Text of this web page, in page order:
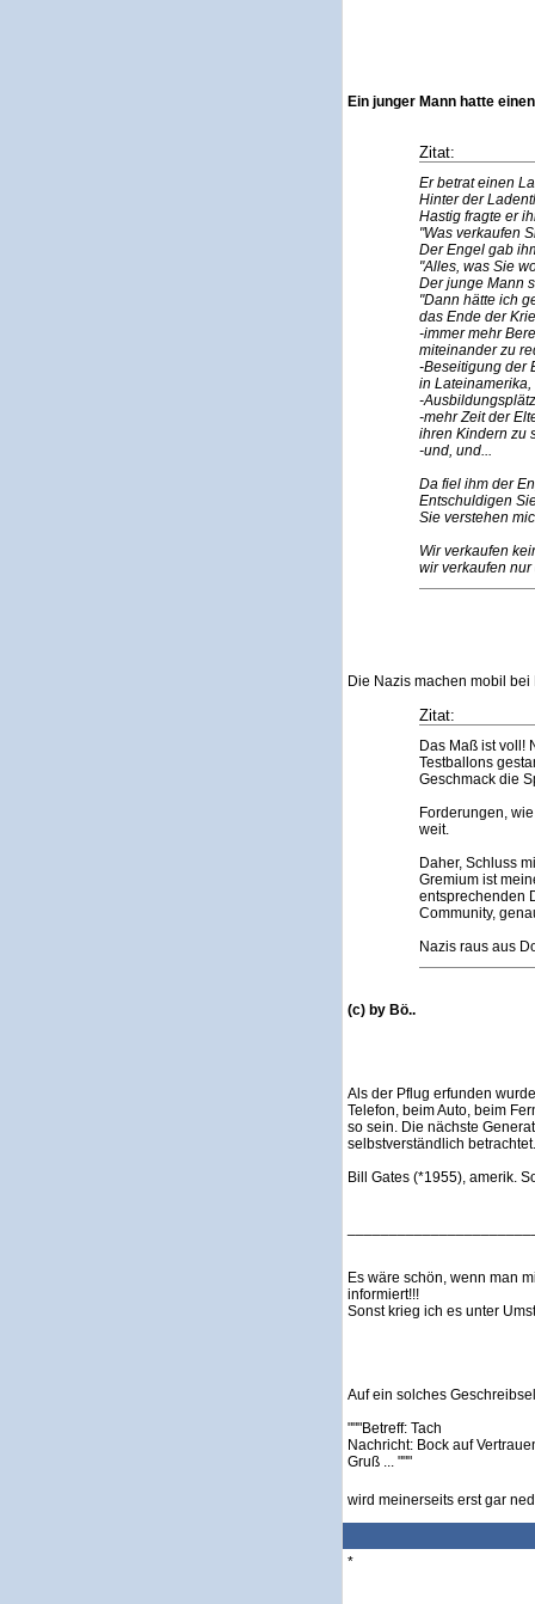
Ein junger Mann hatte
Zitat:
Er betrat einen
Hinter der
Hastig fragte er
"Was verkaufen
Der Engel gab
"Alles, was Sie
Der junge Mann
"Dann hätte ich
das Ende der
-immer mehr
miteinander zu
-Beseitigung der
in Lateinamerika,
-
-mehr Zeit der
ihren Kindern zu
-und, und...
Da fiel ihm der
Entschuldigen
Sie verstehen
Wir verkaufen
wir verkaufen nur
Die Nazis machen mobil bei
Zitat:
Das Maß ist voll!
Testballons
Geschmack die
Forderungen,
weit.
Daher, Schluss
Gremium ist
entsprechenden
Community,
Nazis raus aus
(c) by Bö..
Als der Pflug erfunden
Telefon, beim Auto, beim
so sein. Die nächste
selbstverständlich betrachtet.
Bill Gates (*1955), amerik.
Es wäre schön, wenn man
informiert!!!
Sonst krieg ich es unter
Auf ein solches
"""Betreff: Tach
Nachricht: Bock auf
Gruß ... """
wird meinerseits erst gar
*